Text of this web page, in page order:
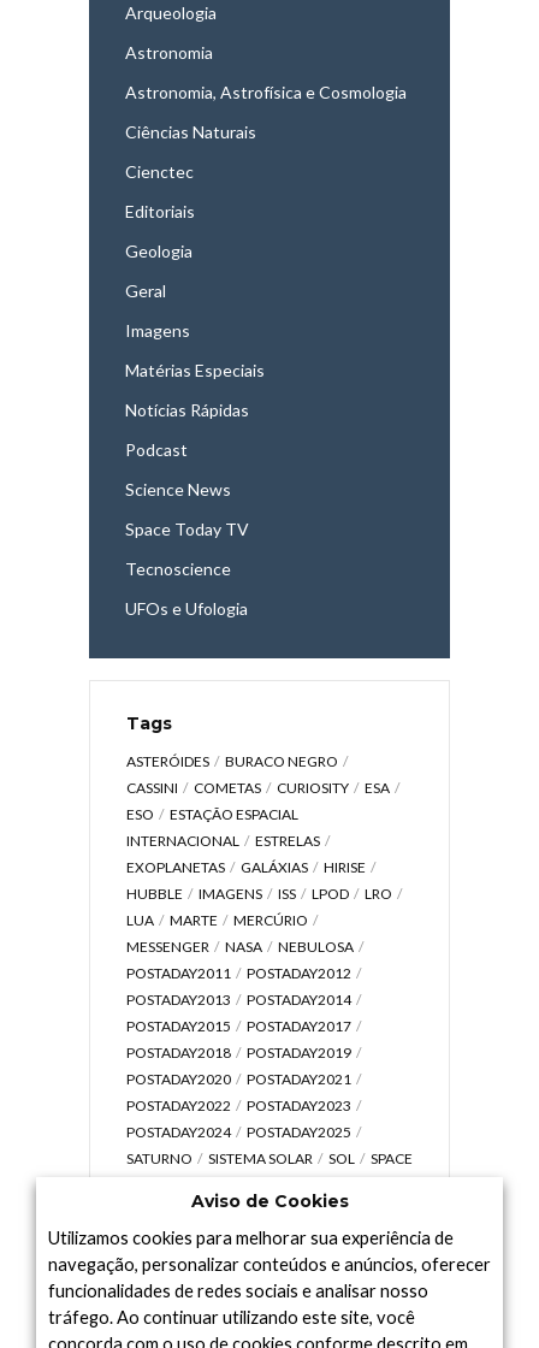
Arqueologia
Astronomia
Astronomia, Astrofísica e Cosmologia
Ciências Naturais
Cienctec
Editoriais
Geologia
Geral
Imagens
Matérias Especiais
Notícias Rápidas
Podcast
Science News
Space Today TV
Tecnoscience
UFOs e Ufologia
Tags
ASTERÓIDES
BURACO NEGRO
CASSINI
COMETAS CURIOSITY
ESA
ESO
ESTAÇÃO ESPACIAL
INTERNACIONAL
ESTRELAS
EXOPLANETAS
GALÁXIAS
HIRISE
HUBBLE
IMAGENS ISS LPOD
LRO
LUA
MARTE
MERCÚRIO
MESSENGER
NASA
NEBULOSA
POSTADAY2011
POSTADAY2012
POSTADAY2013
POSTADAY2014
POSTADAY2015
POSTADAY2017
POSTADAY2018
POSTADAY2019
POSTADAY2020
POSTADAY2021
POSTADAY2022
POSTADAY2023
POSTADAY2024
POSTADAY2025
SATURNO
SISTEMA SOLAR SOL
SPACE
UNIVERSO
VÍDEO
Arquivo
Aviso de Cookies
Utilizamos cookies para melhorar sua experiência de
navegação, personalizar conteúdos e anúncios, oferecer
funcionalidades de redes sociais e analisar nosso
tráfego. Ao continuar utilizando este site, você
concorda com o uso de cookies conforme descrito em